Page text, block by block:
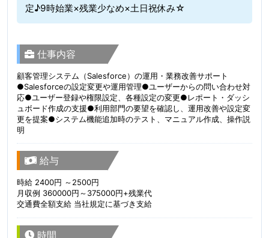
定♪9時始業×残業少なめ×土日祝休み☆
仕事内容
顧客管理システム（Salesforce）の運用・業務改善サポート
●Salesforceの設定変更や運用管理●ユーザーからの問い合わせ対
応●ユーザー登録や権限設定、各種設定の変更●レポート・ダッシ
ュボード作成の支援●利用部門の要望を確認し、運用改善や設定変
更を提案●システム機能追加時のテスト、マニュアル作成、操作説
明
給与
時給 2400円 ～2500円
月収例 360000円～375000円+残業代
交通費全額支給 当社規定に基づき支給
時間